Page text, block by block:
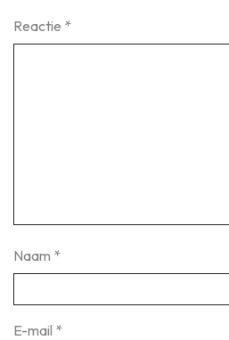
Reactie *
Naam *
E-mail *